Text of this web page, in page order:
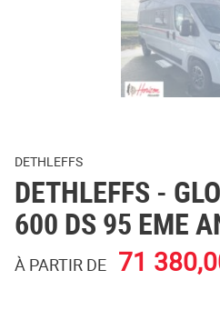
DETHLEFFS
DETHLEFFS -
600 DS 95 EME
À PARTIR DE 71